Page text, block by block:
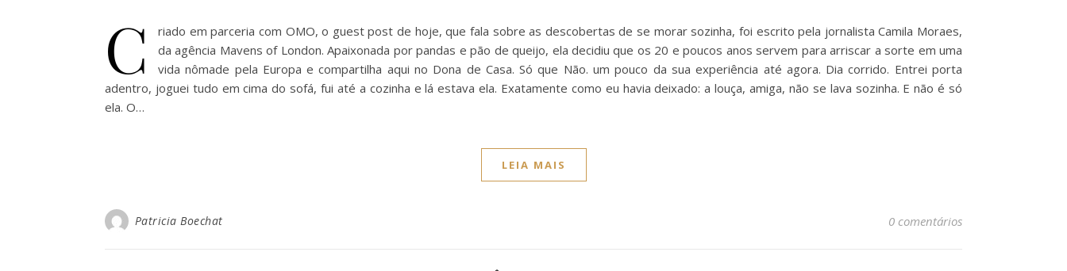
C
riado em parceria com OMO, o guest post de hoje, que fala sobre as descobertas de se morar sozinha, foi escrito pela jornalista Camila Moraes,
da agência Mavens of London. Apaixonada por pandas e pão de queijo, ela decidiu que os 20 e poucos anos servem para arriscar a sorte em uma
vida nômade pela Europa e compartilha aqui no Dona de Casa. Só que Não. um pouco da sua experiência até agora. Dia corrido. Entrei porta
adentro, joguei tudo em cima do sofá, fui até a cozinha e lá estava ela. Exatamente como eu havia deixado: a louça, amiga, não se lava sozinha. E não é só
ela. O…
LEIA MAIS
Patricia Boechat 0 comentários